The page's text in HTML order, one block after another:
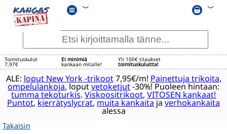
﹀ ﹀
Toimituskulut
7,97€
Ei minimiä
kankaan mitalle!
Yli 100€ tilaukset
toimituskuluitta!
ALE: loput New York -trikoot7,95€/m! Painettuja trikoita,
ompelulankoja, loputvetoketjut-30%! Puoleen hintaan:
tumma tekoturkis. Viskoositrikoot, VITOSEN kankaat!
Puntot,kierrätyslycrat,muita kankaitajaverhokankaita
alessa
Takaisin